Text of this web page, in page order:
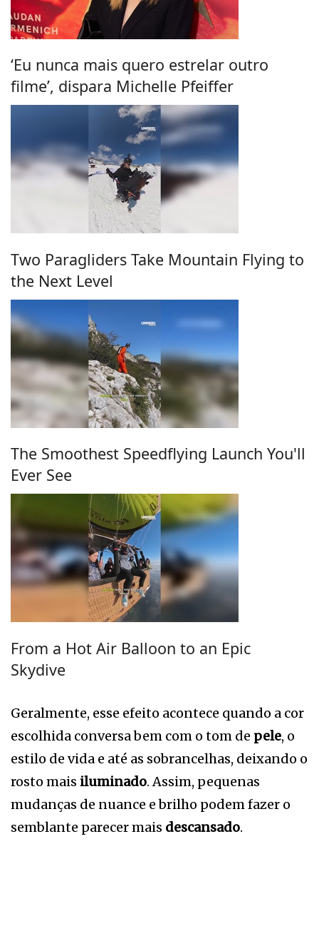
‘Eu nunca mais quero estrelar outro
filme’, dispara Michelle Pfeiffer
Two Paragliders Take Mountain Flying to
the Next Level
The Smoothest Speedflying Launch You'll
Ever See
From a Hot Air Balloon to an Epic
Skydive
Geralmente, esse efeito acontece quando a cor
escolhida conversa bem com o tom de pele, o
estilo de vida e até as sobrancelhas, deixando o
rosto mais iluminado. Assim, pequenas
mudanças de nuance e brilho podem fazer o
semblante parecer mais descansado.